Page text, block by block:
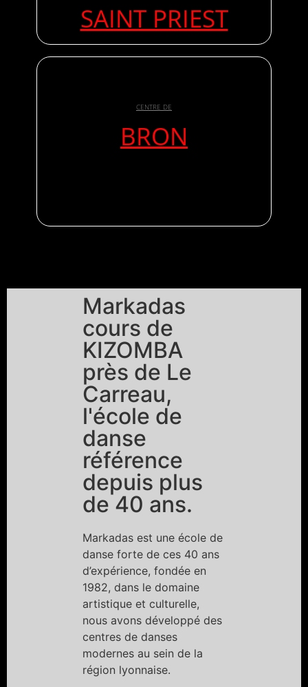
SAINT PRIEST
CENTRE DE
BRON
Markadas
cours de
KIZOMBA
près de Le
Carreau,
l'école de
danse
référence
depuis plus
de 40 ans.
Markadas est une école de
danse forte de ces 40 ans
d’expérience, fondée en
1982, dans le domaine
artistique et culturelle,
nous avons développé des
centres de danses
modernes au sein de la
région lyonnaise.